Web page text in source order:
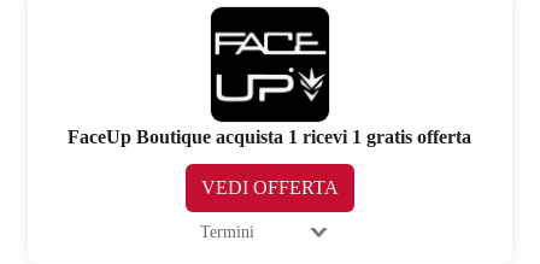
FaceUp Boutique acquista 1 ricevi 1 gratis offerta
VEDI OFFERTA
Termini